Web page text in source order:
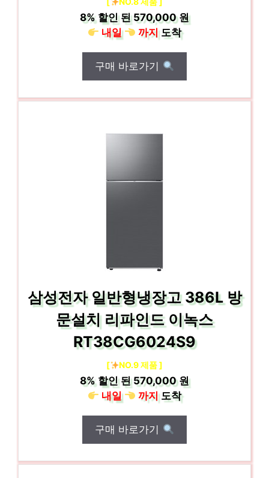
8%할인 된570,000 원
내일
까지도착
구매 바로가기
삼성전자 일반형냉장고 386L 방
문설치 리파인드 이녹스
RT38CG6024S9
[ NO.9 제품 ]
8%할인 된570,000 원
내일
까지도착
구매 바로가기